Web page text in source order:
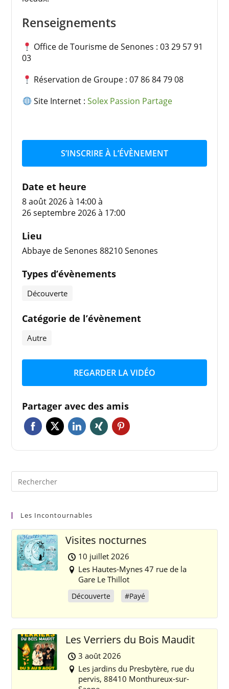
Renseignements
Office de Tourisme de Senones : 03 29 57 91
03
Réservation de Groupe : 07 86 84 79 08
Site Internet : Solex Passion Partage
S’INSCRIRE À L’ÉVÈNEMENT
Date et heure
8 août 2026 à 14:00à
26 septembre 2026 à 17:00
Lieu
Abbaye de Senones 88210 Senones
Types d’évènements
Découverte
Catégorie de l’évènement
Autre
REGARDER LA VIDÉO
Partager avec des amis
Les Incontournables
Visites nocturnes
10 juillet 2026
Les Hautes-Mynes 47 rue de la
Gare Le Thillot
Découverte #Payé
Les Verriers du Bois Maudit
3 août 2026
Les jardins du Presbytère, rue du
pervis, 88410 Monthureux-sur-